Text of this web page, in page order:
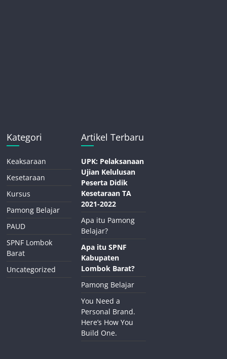
Kategori
Keaksaraan
Kesetaraan
Kursus
Pamong Belajar
PAUD
SPNF Lombok
Barat
Uncategorized
Artikel Terbaru
UPK: Pelaksanaan
Ujian Kelulusan
Peserta Didik
Kesetaraan TA
2021-2022
Apa itu Pamong
Belajar?
Apa itu SPNF
Kabupaten
Lombok Barat?
Pamong Belajar
You Need a
Personal Brand.
Here’s How You
Build One.